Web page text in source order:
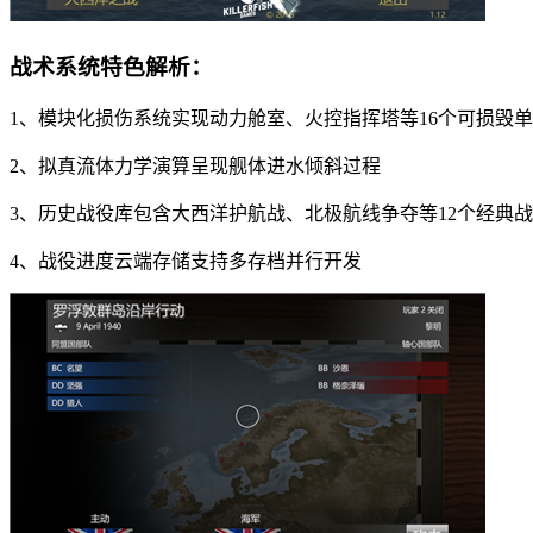
战术系统特色解析：
1、模块化损伤系统实现动力舱室、火控指挥塔等16个可损毁
2、拟真流体力学演算呈现舰体进水倾斜过程
3、历史战役库包含大西洋护航战、北极航线争夺等12个经典战
4、战役进度云端存储支持多存档并行开发